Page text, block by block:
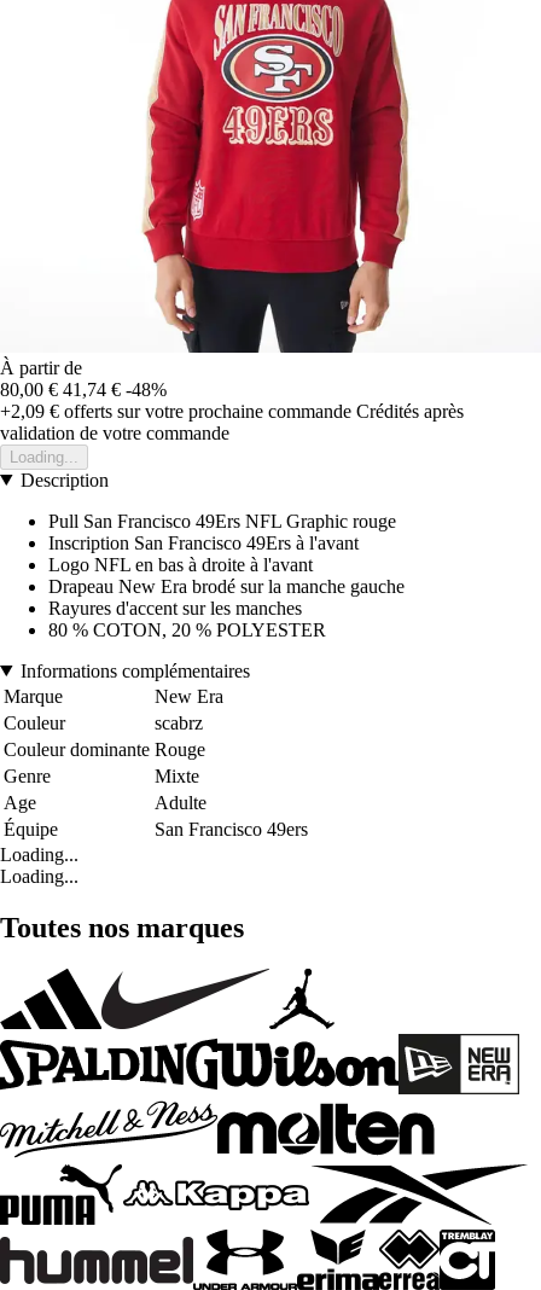
À partir de
80,00 € 41,74 € -48%
+2,09 € offerts sur votre prochaine commande Crédités après
validation de votre commande
Loading...
Description
Pull San Francisco 49Ers NFL Graphic rouge
Inscription San Francisco 49Ers à l'avant
Logo NFL en bas à droite à l'avant
Drapeau New Era brodé sur la manche gauche
Rayures d'accent sur les manches
80 % COTON, 20 % POLYESTER
Informations complémentaires
Marque
New Era
Couleur
scabrz
Couleur dominante Rouge
Genre
Mixte
Age
Adulte
Équipe
San Francisco 49ers
Loading...
Loading...
Toutes nos marques